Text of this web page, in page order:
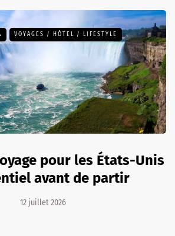
VOYAGES / HÔTEL / LIFESTYLE
pour les États-Unis
avant de partir
12 juillet 2026